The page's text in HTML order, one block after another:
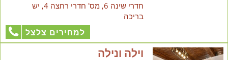
חדרי שינה 6, מס' חדרי רחצה 4, יש
בריכה
למחירים צלצל
וילה ונילה